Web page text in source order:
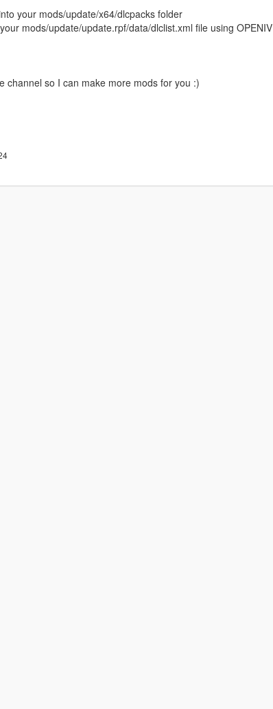
your mods/update/x64/dlcpacks folder
mods/update/update.rpf/data/dlclist.xml file using OPENIV
channel so I can make more mods for you :)